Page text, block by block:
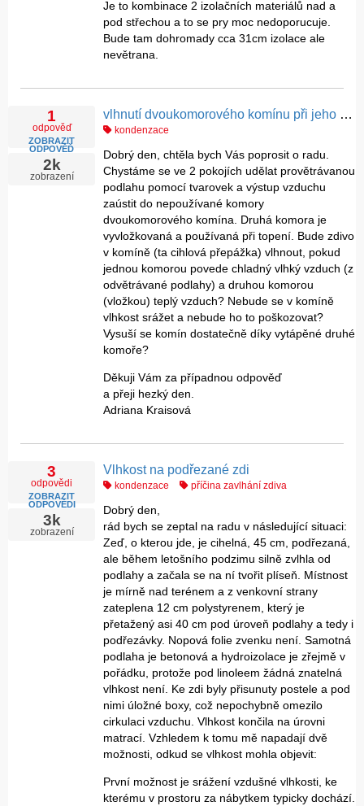
Je to kombinace 2 izolačních materiálů nad a
pod střechou a to se pry moc nedoporucuje.
Bude tam dohromady cca 31cm izolace ale
nevětrana.
1
odpověď
ZOBRAZIT
ODPOVĚĎ
2k
zobrazení
vlhnutí dvoukomorového komínu při jeho použití na odvlhčení podlahy
kondenzace
Dobrý den, chtěla bych Vás poprosit o radu.
Chystáme se ve 2 pokojích udělat provětrávanou
podlahu pomocí tvarovek a výstup vzduchu
zaústit do nepoužívané komory
dvoukomorového komína. Druhá komora je
vyvložkovaná a používaná při topení. Bude zdivo
v komíně (ta cihlová přepážka) vlhnout, pokud
jednou komorou povede chladný vlhký vzduch (z
odvětrávané podlahy) a druhou komorou
(vložkou) teplý vzduch? Nebude se v komíně
vlhkost srážet a nebude ho to poškozovat?
Vysuší se komín dostatečně díky vytápěné druhé
komoře?
Děkuji Vám za případnou odpověď
a přeji hezký den.
Adriana Kraisová
3
odpovědi
ZOBRAZIT
ODPOVĚDI
3k
zobrazení
Vlhkost na podřezané zdi
kondenzace příčina zavlhání zdiva
Dobrý den,
rád bych se zeptal na radu v následující situaci:
Zeď, o kterou jde, je cihelná, 45 cm, podřezaná,
ale během letošního podzimu silně zvlhla od
podlahy a začala se na ní tvořit plíseň. Místnost
je mírně nad terénem a z venkovní strany
zateplena 12 cm polystyrenem, který je
přetažený asi 40 cm pod úroveň podlahy a tedy i
podřezávky. Nopová folie zvenku není. Samotná
podlaha je betonová a hydroizolace je zřejmě v
pořádku, protože pod linoleem žádná znatelná
vlhkost není. Ke zdi byly přisunuty postele a pod
nimi úložné boxy, což nepochybně omezilo
cirkulaci vzduchu. Vlhkost končila na úrovni
matrací. Vzhledem k tomu mě napadají dvě
možnosti, odkud se vlhkost mohla objevit:
První možnost je srážení vzdušné vlhkosti, ke
kterému v prostoru za nábytkem typicky dochází.